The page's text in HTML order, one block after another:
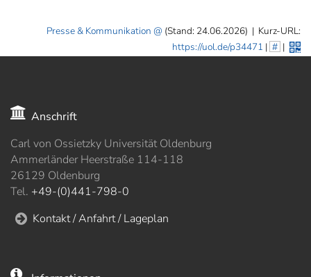
Presse & Kommunikation (Stand: 24.06.2026) | Kurz-URL:
https://uol.de/p34471 | # |
Anschrift
Carl von Ossietzky Universität Oldenburg
Ammerländer Heerstraße 114-118
26129 Oldenburg
Tel. +49-(0)441-798-0
Kontakt / Anfahrt / Lageplan